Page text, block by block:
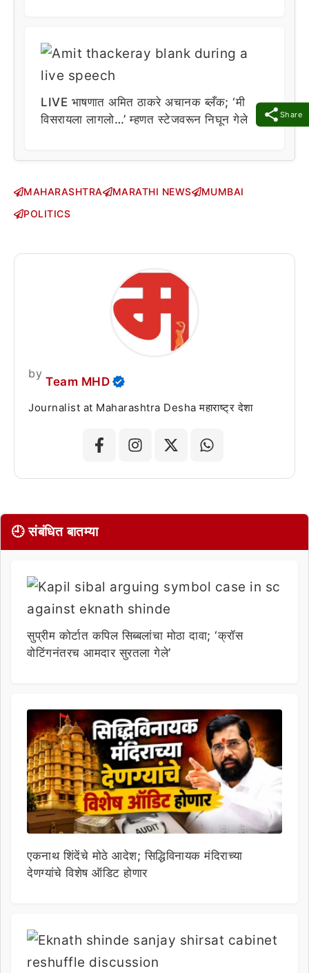
Share
LIVE भाषणात अमित ठाकरे अचानक ब्लँक; ‘मी
विसरायला लागलो…’ म्हणत स्टेजवरून निघून गेले
MAHARASHTRA MARATHI NEWS
MUMBAI
POLITICS
by
Team MHD
Journalist at Maharashtra Desha महाराष्ट्र देशा
🕘 संबंधित बातम्या
सुप्रीम कोर्टात कपिल सिब्बलांचा मोठा दावा; ‘क्रॉस
वोटिंगनंतरच आमदार सुरतला गेले’
एकनाथ शिंदेंचे मोठे आदेश; सिद्धिविनायक मंदिराच्या
देणग्यांचे विशेष ऑडिट होणार